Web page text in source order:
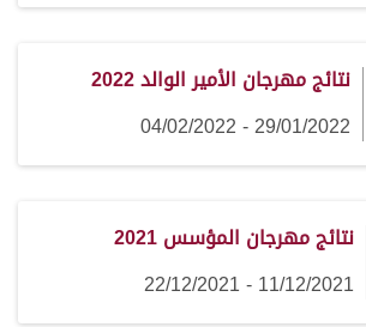
نتائج مهرجان الأمير الوالد 2022
29/01/2022 - 04/02/2022
نتائج مهرجان المؤسس 2021
11/12/2021 - 22/12/2021